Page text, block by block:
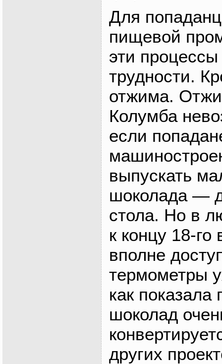
Для
пищевой
эти
трудности.
отжима.
Колумба
если
выпускать
шоколада —
стола. Но в
к концу 18-
вполне
термометры
как
шоколад
других